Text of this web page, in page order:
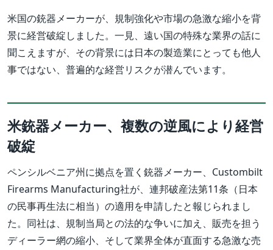
米国の銃器メーカーが、規制強化や市場の急激な縮小を背
景に経営破綻しました。一見、遠い国の特殊な業界の話に
聞こえますが、その背景には日本の製造業にとっても他人
事ではない、普遍的な経営リスクが潜んでいます。
米銃器メーカー、複数の逆風により経営
破綻
ペンシルベニア州に拠点を置く銃器メーカー、Custombilt
Firearms Manufacturing社が、連邦破産法第11条（日本
の民事再生法に相当）の適用を申請したと報じられまし
た。同社は、規制当局との法的な争いに加え、販売を担う
ディーラー網の縮小、そして業界全体が直面する急激な売